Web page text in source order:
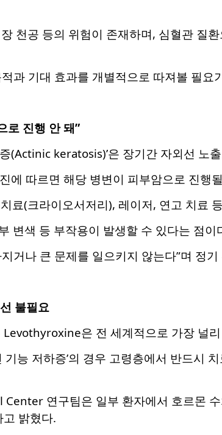
천공 등의 위험이 존재하며, 심혈관 질
과 기대 효과를 개별적으로 따져볼 필요
진행 안 돼”
(Actinic keratosis)’은 장기간 자외선 노
따르면 해당 병변이 피부암으로 진행
료(크라이오서저리), 레이저, 연고 치료
변색 등 부작용이 발생할 수 있다는 점이
거나 큰 문제를 일으키지 않는다”며 정
불필요
은 전 세계적으로 가장 널
능 저하증’의 경우 고령층에서 반드시
연구팀은 일부 환자에서 호르몬
밝혔다.